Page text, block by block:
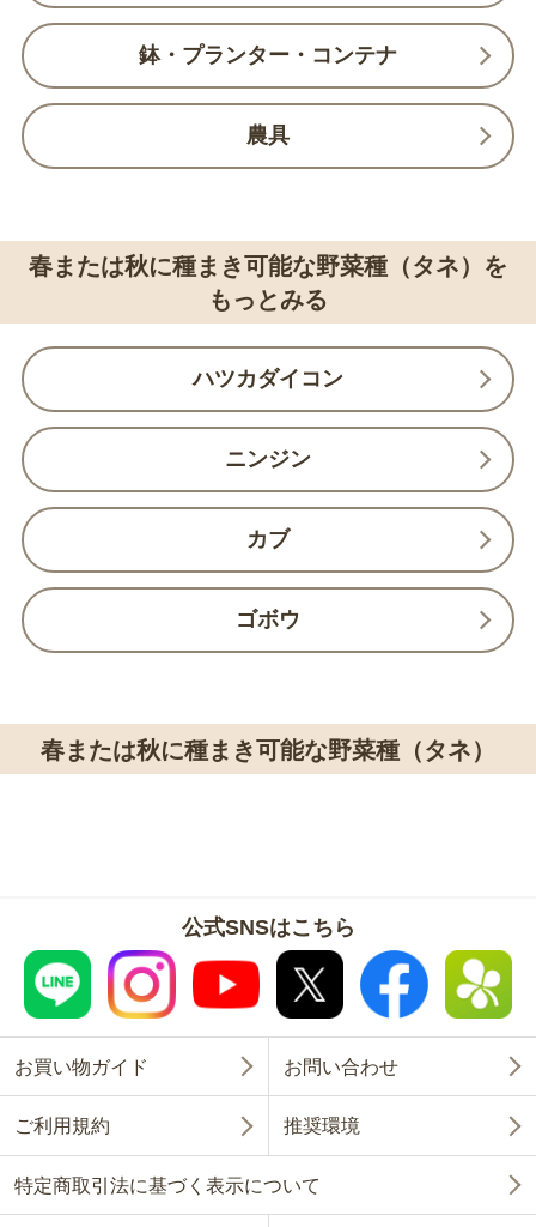
鉢・プランター・コンテナ
農具
春または秋に種まき可能な野菜種（タネ）を
もっとみる
ハツカダイコン
ニンジン
カブ
ゴボウ
春または秋に種まき可能な野菜種（タネ）
公式SNSはこちら
お買い物ガイド お問い合わせ
ご利用規約 推奨環境
特定商取引法に基づく表示について